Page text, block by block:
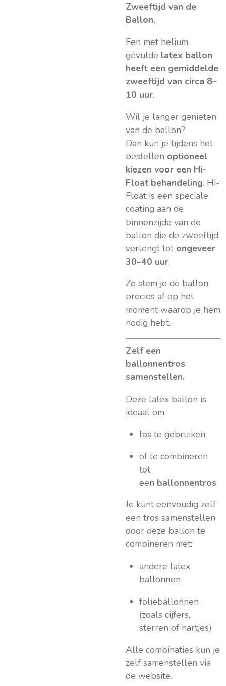
Zweeftijd van de
Ballon.
Een met helium
gevulde latex ballon
heeft een gemiddelde
zweeftijd van circa 8–
10 uur.
Wil je langer genieten
van de ballon?
Dan kun je tijdens het
bestellen optioneel
kiezen voor een Hi-
Float behandeling. Hi-
Float is een speciale
coating aan de
binnenzijde van de
ballon die de zweeftijd
verlengt tot ongeveer
30–40 uur.
Zo stem je de ballon
precies af op het
moment waarop je hem
nodig hebt.
Zelf een
ballonnentros
samenstellen.
Deze latex ballon is
ideaal om:
los te gebruiken
of te combineren
tot
een ballonnentros
Je kunt eenvoudig zelf
een tros samenstellen
door deze ballon te
combineren met:
andere latex
ballonnen
folieballonnen
(zoals cijfers,
sterren of hartjes)
Alle combinaties kun je
zelf samenstellen via
de website.